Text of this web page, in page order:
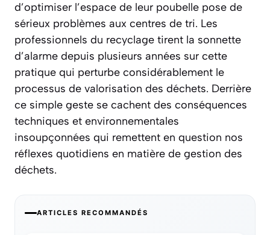
d’optimiser l’espace de leur poubelle pose de
sérieux problèmes aux centres de tri. Les
professionnels du recyclage tirent la sonnette
d’alarme depuis plusieurs années sur cette
pratique qui perturbe considérablement le
processus de valorisation des déchets. Derrière
ce simple geste se cachent des conséquences
techniques et environnementales
insoupçonnées qui remettent en question nos
réflexes quotidiens en matière de gestion des
déchets.
ARTICLES RECOMMANDÉS